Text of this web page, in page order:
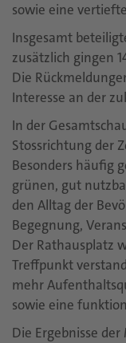
sowie eine
Insgesamt
zusätzlich gingen
Die
Interesse an der
In der
Stossrichtung der
Besonders häufig
grünen, gut
den Alltag der
Begegnung,
Der Rathausplatz
Treffpunkt
mehr
sowie eine
Die Ergebnisse